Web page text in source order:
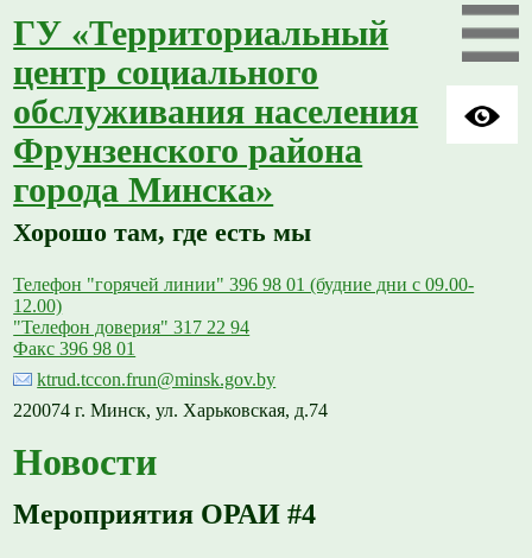
ГУ «Территориальный
центр социального
обслуживания населения
Фрунзенского района
города Минска»
Хорошо там, где есть мы
Телефон "горячей линии" 396 98 01 (будние дни с 09.00-
12.00)
"Телефон доверия" 317 22 94
Факс 396 98 01
ktrud.tccon.frun@minsk.gov.by
220074 г. Минск, ул. Харьковская, д.74
Новости
Мероприятия ОРАИ #4